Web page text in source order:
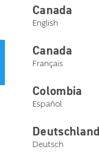
Canada
English
Canada
Français
Colombia
Español
Deutschland
Deutsch
Un parcours
Chargeurs
standards